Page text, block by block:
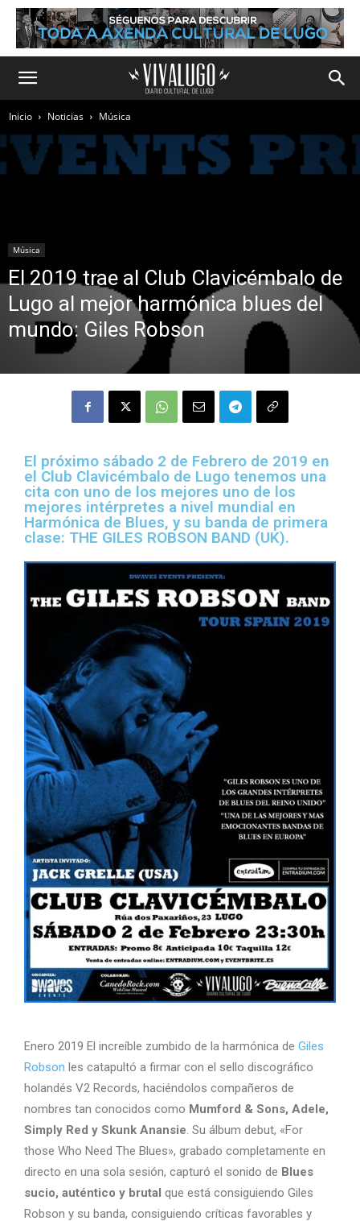
Inicio Noticias Música
Música
El 2019 trae al Club Clavicémbalo de
Lugo al mejor harmónica blues del
mundo: Giles Robson
El próximo sábado 2 de Febrero de 2019 en
el Club Clavicémbalo de Lugo tenemos una
cita con uno de los mejores uno de los
mejores intérpretes a nivel mundial en
Harmónica de Blues, y su banda de primera
clase: THE GILES ROBSON BAND (UK).
Enero 2019 El increíble zumbido de la harmónica de Giles
Robson les catapultó a firmar con el sello discográfico
holandés V2 Records, haciéndolos compañeros de
nombres tan conocidos como Mumford & Sons, Adele,
Simply Red y Skunk Anansie. Su álbum debut, «For
those Who Need The Blues», grabado completamente en
directo en una sola sesión, capturó el sonido de Blues
sucio, auténtico y brutal que está consiguiendo Giles
Robson y su banda, consiguiendo críticas favorables y